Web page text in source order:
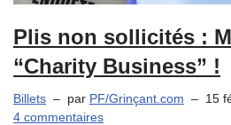
Plis non sollicités :
“Charity Business” !
Billets par PF/Grinçant.com
15
4 commentaires